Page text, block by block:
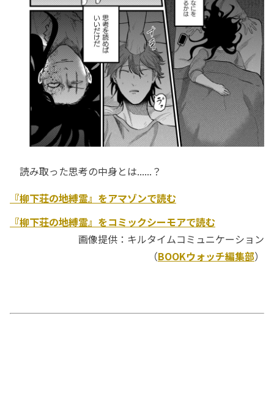
読み取った思考の中身とは......？
『柳下荘の地縛霊』をアマゾンで読む
『柳下荘の地縛霊』をコミックシーモアで読む
画像提供：キルタイムコミュニケーション
（BOOKウォッチ編集部）